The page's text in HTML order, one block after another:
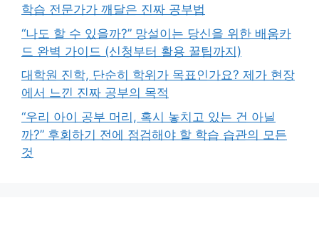
학습 전문가가 깨달은 진짜 공부법
“나도 할 수 있을까?” 망설이는 당신을 위한 배움카
드 완벽 가이드 (신청부터 활용 꿀팁까지)
대학원 진학, 단순히 학위가 목표인가요? 제가 현장
에서 느낀 진짜 공부의 목적
“우리 아이 공부 머리, 혹시 놓치고 있는 건 아닐
까?” 후회하기 전에 점검해야 할 학습 습관의 모든
것